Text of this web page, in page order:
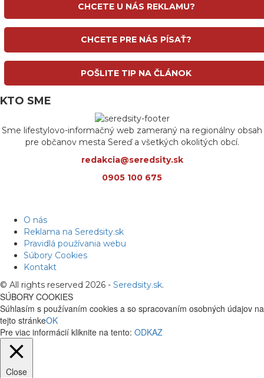
CHCETE U NÁS REKLAMU?
CHCETE PRE NÁS PÍSAŤ?
POŠLITE TIP NA ČLÁNOK
KTO SME
Sme lifestylovo-informačný web zameraný na regionálny obsah
pre občanov mesta Sereď a všetkých okolitých obcí.
redakcia@seredsity.sk
0905 100 675
O nás
Reklama na Seredsity.sk
Pravidlá používania webu
Súbory Cookies
Kontakt
© All rights reserved 2026 - Seredsity.sk.
SÚBORY COOKIES
Súhlasím s používaním cookies a so spracovaním osobných údajov na
tejto stránkeOK
Pre viac informácií kliknite na tento: ODKAZ
Close